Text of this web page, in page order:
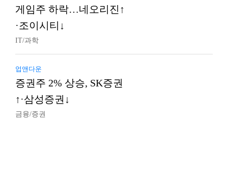
게임주 하락…네오리진↑
·조이시티↓
IT/과학
업앤다운
증권주 2% 상승, SK증권
↑·삼성증권↓
금융/증권